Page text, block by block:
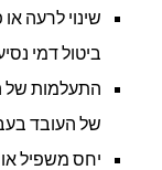
שינוי לרעה
ביטול דמי
התעלמות של
של העובד
יחס משפיל